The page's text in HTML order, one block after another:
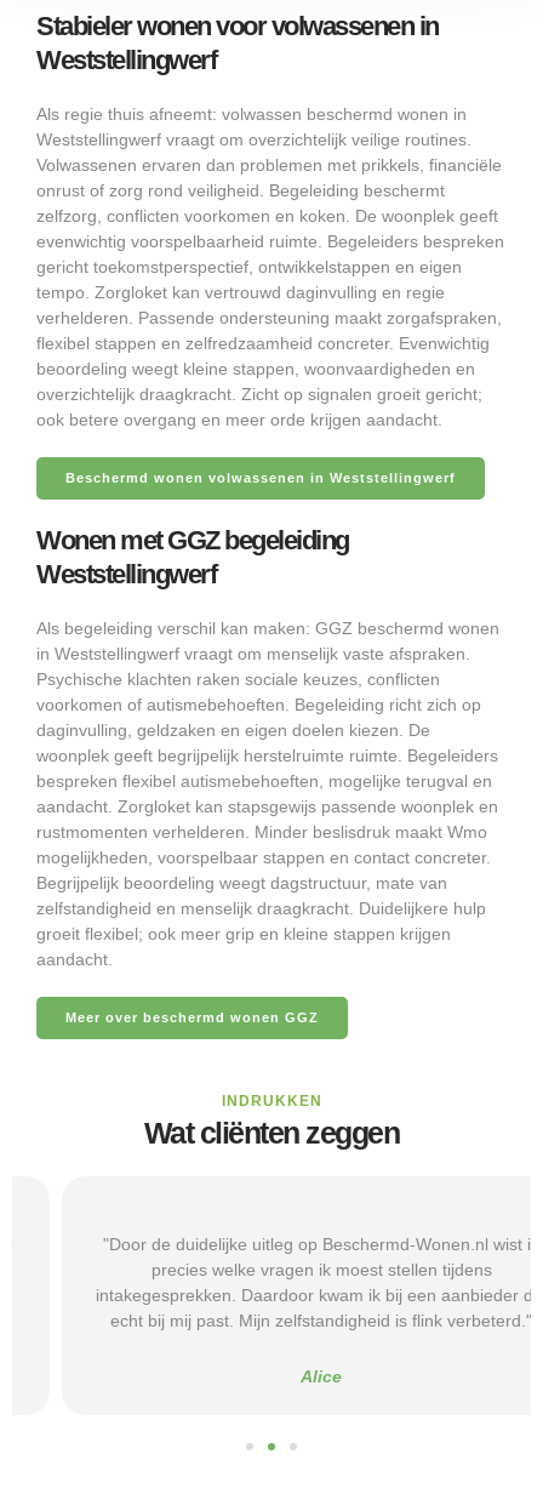
Stabieler wonen voor volwassenen in
Weststellingwerf
Als regie thuis afneemt: volwassen beschermd wonen in
Weststellingwerf vraagt om overzichtelijk veilige routines.
Volwassenen ervaren dan problemen met prikkels, financiële
onrust of zorg rond veiligheid. Begeleiding beschermt
zelfzorg, conflicten voorkomen en koken. De woonplek geeft
evenwichtig voorspelbaarheid ruimte. Begeleiders bespreken
gericht toekomstperspectief, ontwikkelstappen en eigen
tempo. Zorgloket kan vertrouwd daginvulling en regie
verhelderen. Passende ondersteuning maakt zorgafspraken,
flexibel stappen en zelfredzaamheid concreter. Evenwichtig
beoordeling weegt kleine stappen, woonvaardigheden en
overzichtelijk draagkracht. Zicht op signalen groeit gericht;
ook betere overgang en meer orde krijgen aandacht.
Beschermd wonen volwassenen in Weststellingwerf
Wonen met GGZ begeleiding
Weststellingwerf
Als begeleiding verschil kan maken: GGZ beschermd wonen
in Weststellingwerf vraagt om menselijk vaste afspraken.
Psychische klachten raken sociale keuzes, conflicten
voorkomen of autismebehoeften. Begeleiding richt zich op
daginvulling, geldzaken en eigen doelen kiezen. De
woonplek geeft begrijpelijk herstelruimte ruimte. Begeleiders
bespreken flexibel autismebehoeften, mogelijke terugval en
aandacht. Zorgloket kan stapsgewijs passende woonplek en
rustmomenten verhelderen. Minder beslisdruk maakt Wmo
mogelijkheden, voorspelbaar stappen en contact concreter.
Begrijpelijk beoordeling weegt dagstructuur, mate van
zelfstandigheid en menselijk draagkracht. Duidelijkere hulp
groeit flexibel; ook meer grip en kleine stappen krijgen
aandacht.
Meer over beschermd wonen GGZ
INDRUKKEN
Wat cliënten zeggen
"Door de duidelijke uitleg op Beschermd-Wonen.nl wist ik
precies welke vragen ik moest stellen tijdens
intakegesprekken. Daardoor kwam ik bij een aanbieder die
echt bij mij past. Mijn zelfstandigheid is flink verbeterd."